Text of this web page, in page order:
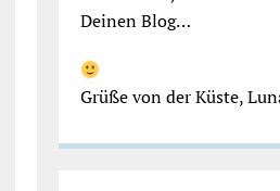
Deinen Blog…
Grüße von der Küste,